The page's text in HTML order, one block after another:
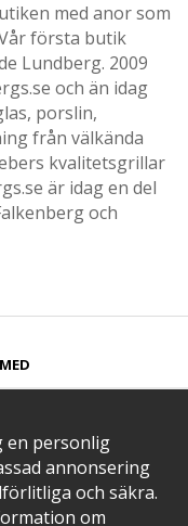
med anor som
första butik
Lundberg. 2009
och än idag
porslin,
från välkända
kvalitetsgrillar
är idag en del
och
en personlig
annonsering
och säkra.
om